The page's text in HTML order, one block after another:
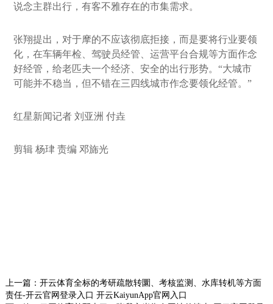
说念主群出行，有客不雅存在的市集需求。
张翔提出，对于摩的不应该彻底拒接，而是要将行业要领
化，在车辆年检、驾驶员经管、运营平台合规等方面作念
好经管，给老匹夫一个经济、安全的出行形势。“大城市
可能并不稳当，但不错在三四线城市作念要领化经管。”
红星新闻记者 刘亚洲 付垚
剪辑 杨珒 责编 邓旆光
上一篇： 开云体育全标的考研疏散转圜、考核监测、水库转机等方面
责任-开云官网登录入口 开云KaiyunApp官网入口